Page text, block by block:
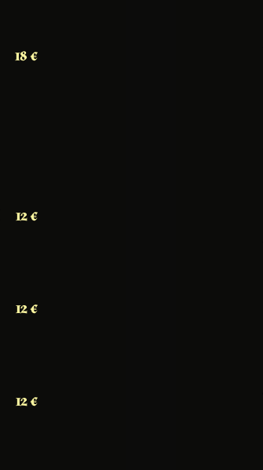
18 €
12 €
12 €
12 €